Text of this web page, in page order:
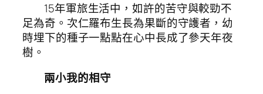
15年軍旅生活中，如許的苦守與較勁不
足為奇。次仁羅布生長為果斷的守護者，幼
時埋下的種子一點點在心中長成了參天年夜
樹。
兩小我的相守